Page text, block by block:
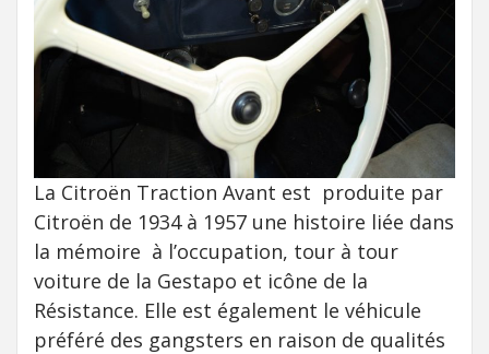
La Citroën Traction Avant est produite par
Citroën de 1934 à 1957 une histoire liée dans
la mémoire à l’occupation, tour à tour
voiture de la Gestapo et icône de la
Résistance. Elle est également le véhicule
préféré des gangsters en raison de qualités